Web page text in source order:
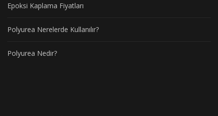
Epoksi Kaplama Fiyatları
Polyurea Nerelerde Kullanılır?
Polyurea Nedir?